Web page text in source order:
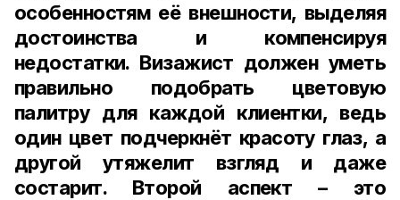
особенностям её внешности, выделяя
достоинства и компенсируя
недостатки. Визажист должен уметь
правильно подобрать цветовую
палитру для каждой клиентки, ведь
один цвет подчеркнёт красоту глаз, а
другой утяжелит взгляд и даже
состарит. Второй аспект – это